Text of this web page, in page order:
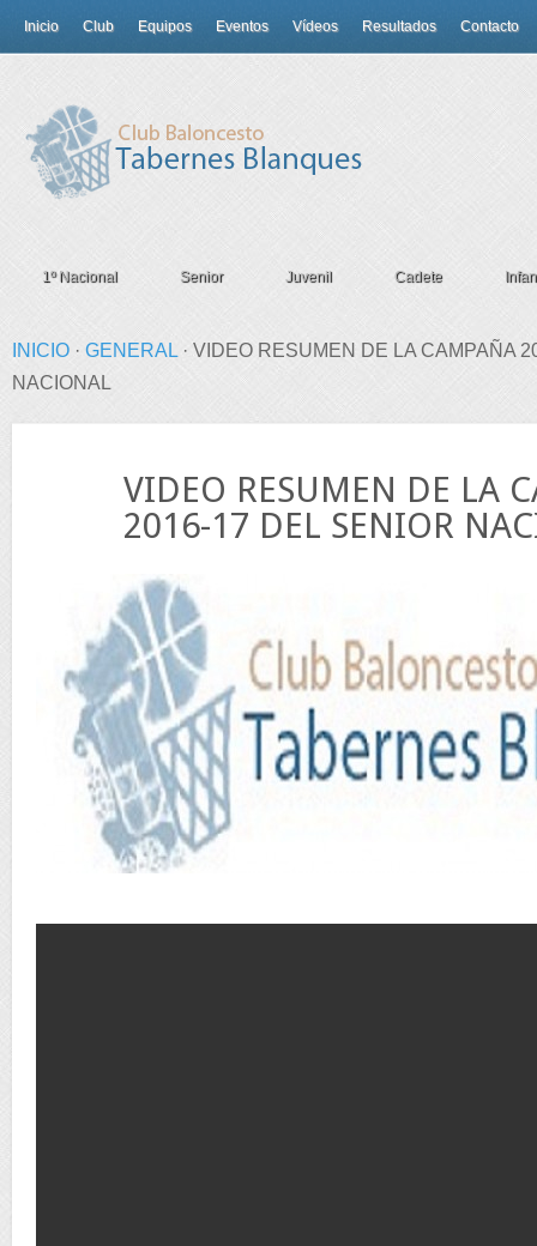
Inicio Club Equipos Eventos Vídeos Resultados Contacto
1º Nacional Senior Juvenil Cadete
INICIO · GENERAL · VIDEO RESUMEN DE LA CAMPAÑA
NACIONAL
VIDEO RESUMEN DE LA
2016-17 DEL SENIOR